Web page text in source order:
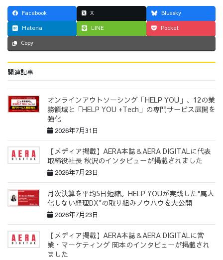
Facebook X
Bluesky
Hatena
LINE Pocket
Copy
関連記事
オンラインアウトソーシング「HELP YOU」、12の業
務領域と「HELP YOU +Tech」の専門サービス展開を
強化
2026年7月31日
【メディア掲載】AERA本誌＆AERA DIGITALに代表
取締役社長 秋沢のインタビューが掲載されました
2026年7月23日
月次決算を平均5日短縮。HELP YOUが実践した"属人
化しない経理DX"の取り組みノウハウを大公開
2026年7月23日
【メディア掲載】AERA本誌＆AERA DIGITALに営
業・マーケティング 岡本のインタビューが掲載され
ました